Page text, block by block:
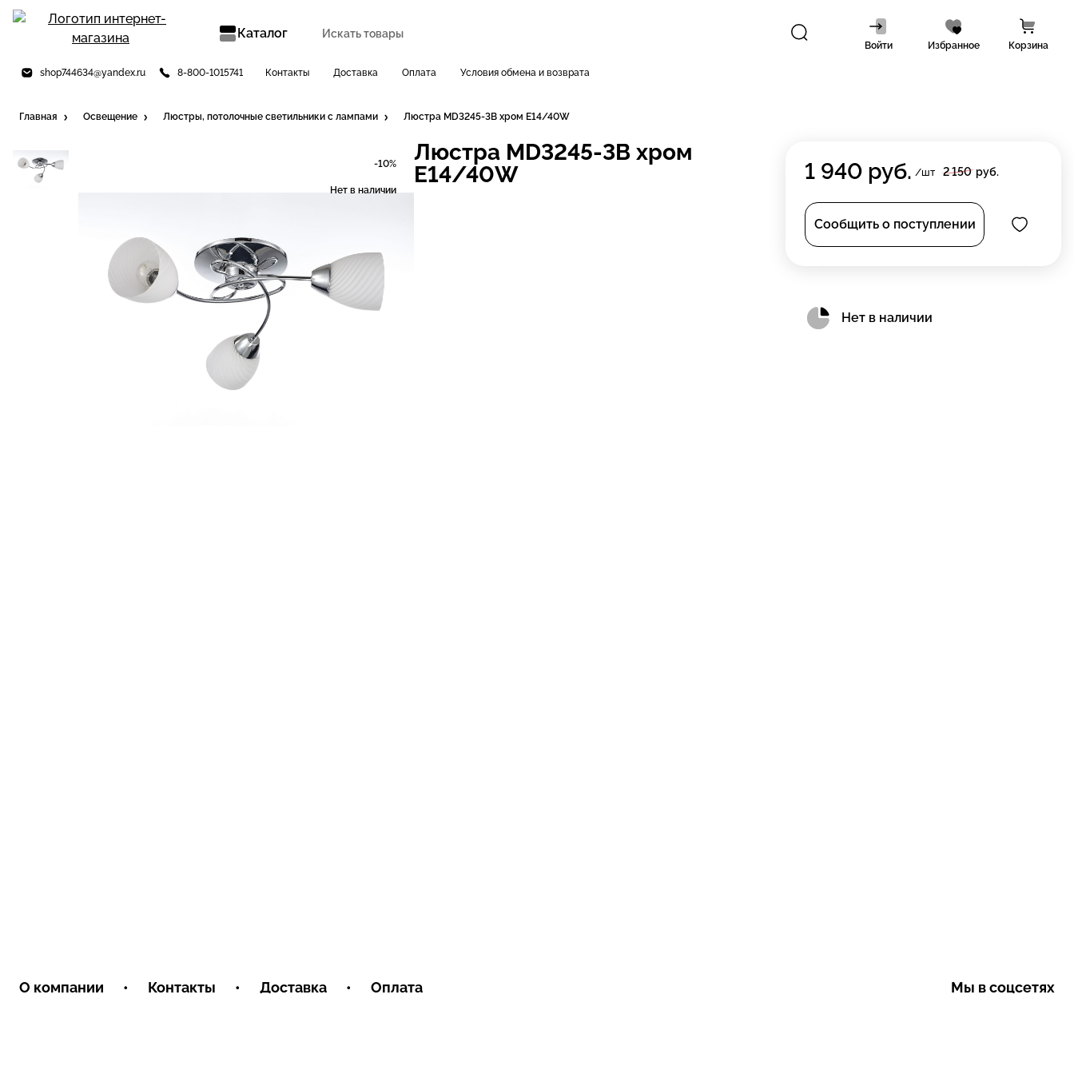
Каталог
Войти Избранное Корзина
shop744634@yandex.ru 8-800-1015741 Контакты Доставка Оплата Условия обмена и возврата
Главная Освещение Люстры, потолочные светильники с лампами Люстра MD3245-3B хром E14/40W
-10%
Нет в наличии
Люстра MD3245-3B хром
E14/40W
1 940 руб. /шт 2 150 руб.
Сообщить о поступлении
Нет в наличии
О компании • Контакты • Доставка • Оплата Мы в соцсетях